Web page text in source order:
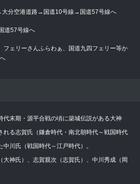
分空港道路→国道10号線→国道57号線へ
道57号線へ
フェリーさんふらわぁ、国道九四フェリー等か
代末期・源平合戦の頃に築城伝説がある大神
れる志賀氏（鎌倉時代・南北朝時代～戦国時代
川氏（戦国時代～江戸時代）。
大神氏）、志賀親次（志賀氏）、中川秀成（岡